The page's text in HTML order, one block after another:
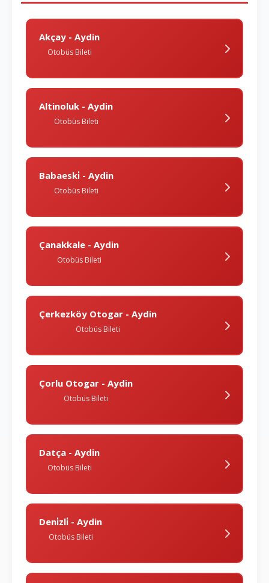
Akçay - Aydin
Otobüs Bileti
Altinoluk - Aydin
Otobüs Bileti
Babaeski̇ - Aydin
Otobüs Bileti
Çanakkale - Aydin
Otobüs Bileti
Çerkezköy Otogar - Aydin
Otobüs Bileti
Çorlu Otogar - Aydin
Otobüs Bileti
Datça - Aydin
Otobüs Bileti
Deni̇zli̇ - Aydin
Otobüs Bileti